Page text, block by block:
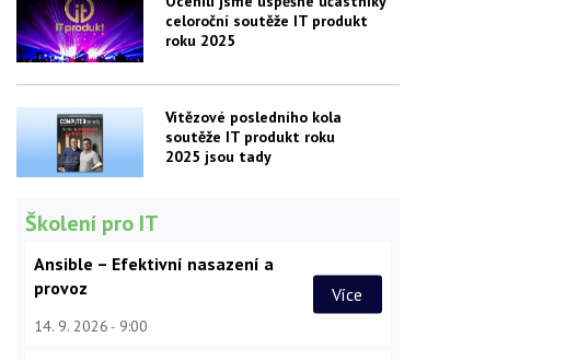
celoroční soutěže IT produkt
roku 2025
Vítězové posledního kola
soutěže IT produkt roku
2025 jsou tady
Školení pro IT
Ansible – Efektivní nasazení a
provoz
14. 9. 2026 9:00
Více